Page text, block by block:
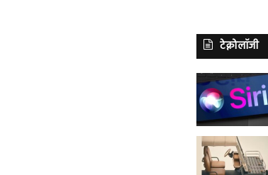
टेक्नोलॉजी